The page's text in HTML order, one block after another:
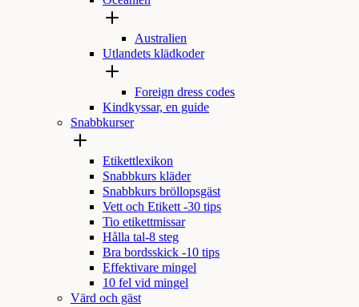
Australien
Utlandets klädkoder
Foreign dress codes
Kindkyssar, en guide
Snabbkurser
Etikettlexikon
Snabbkurs kläder
Snabbkurs bröllopsgäst
Vett och Etikett -30 tips
Tio etikettmissar
Hålla tal-8 steg
Bra bordsskick -10 tips
Effektivare mingel
10 fel vid mingel
Värd och gäst